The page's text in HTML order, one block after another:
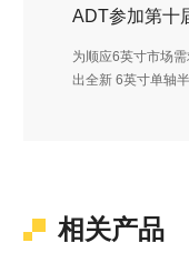
ADT参加第十
为顺应6英寸市场
出全新 6英寸单轴
相关产品